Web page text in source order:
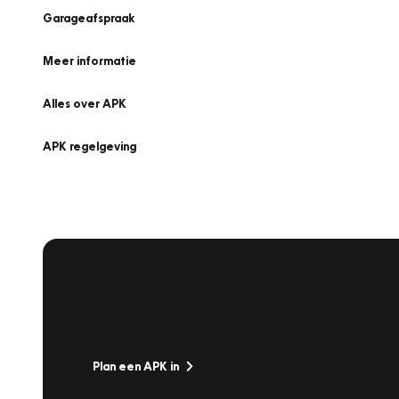
Garageafspraak
Meer informatie
Alles over APK
APK regelgeving
Plan een APK in